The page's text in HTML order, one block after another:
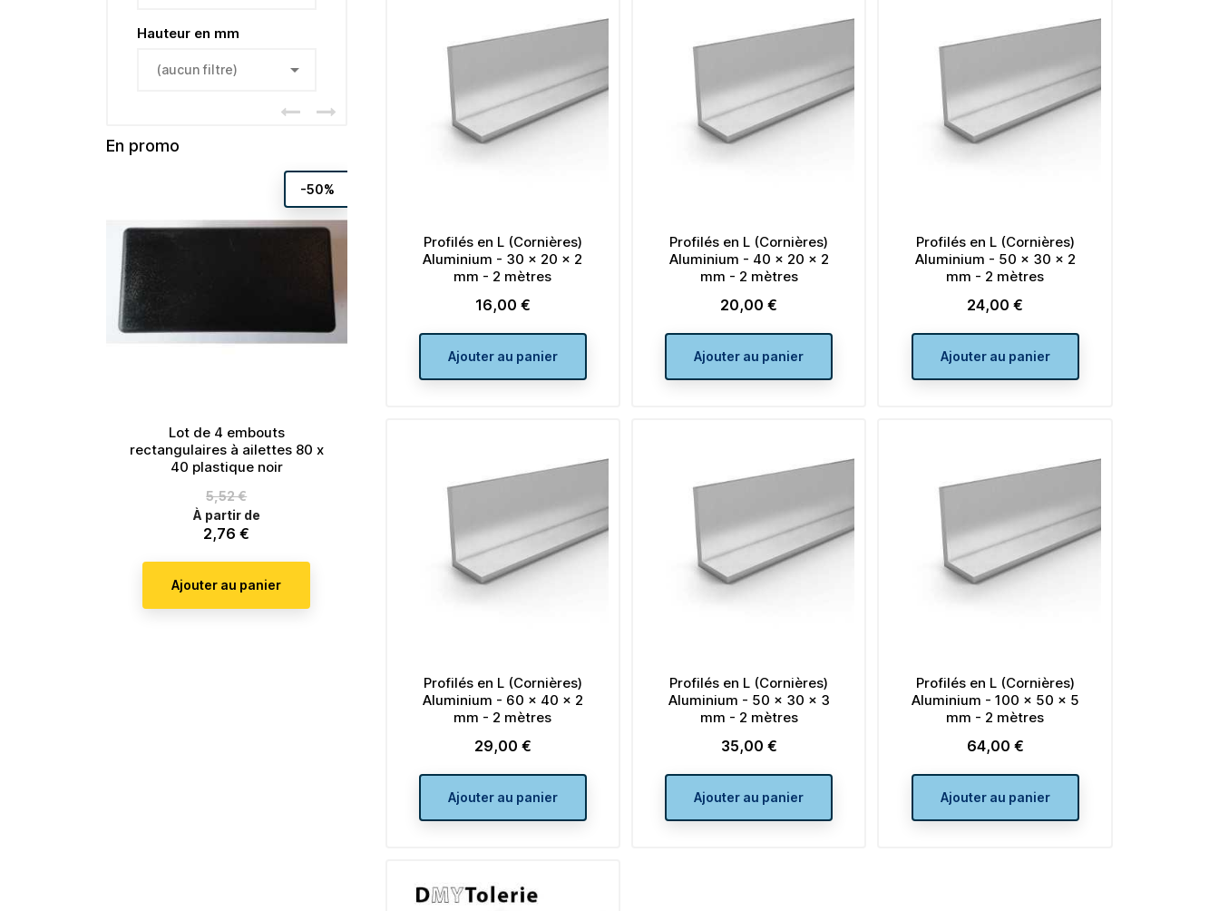
Hauteur en mm
(aucun filtre) 
En promo
Lot de 4 embouts
rectangulaires à ailettes 80 x
40 plastique noir
Prix
de
base
5,52 €
-50%
À partir de
Prix
2,76 €
Ajouter au panier
base
À partir de
Prix
2,64 €
Ajouter au panier
x 30 plastique noir
base
À partir de
Prix
2,04 €
Ajouter au panier
Prix
base
Ajouter au panier
Profilés en L (Cornières)
Aluminium - 30 x 20 x 2
mm - 2 mètres
Prix
16,00 €
Ajouter au panier
Profilés en L (Cornières)
Aluminium - 40 x 20 x 2
mm - 2 mètres
Prix
20,00 €
Ajouter au panier
Profilés en L (Cornières)
Aluminium - 50 x 30 x 2
mm - 2 mètres
Prix
24,00 €
Ajouter au panier
Profilés en L (Cornières)
Aluminium - 60 x 40 x 2
mm - 2 mètres
Prix
29,00 €
Ajouter au panier
Profilés en L (Cornières)
Aluminium - 50 x 30 x 3
mm - 2 mètres
Prix
35,00 €
Ajouter au panier
Profilés en L (Cornières)
Aluminium - 100 x 50 x 5
mm - 2 mètres
Prix
64,00 €
Ajouter au panier